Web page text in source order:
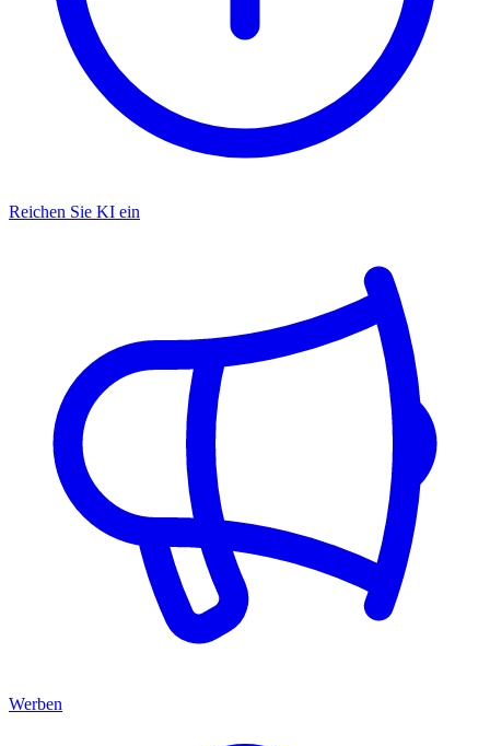
Reichen Sie KI ein
Werben